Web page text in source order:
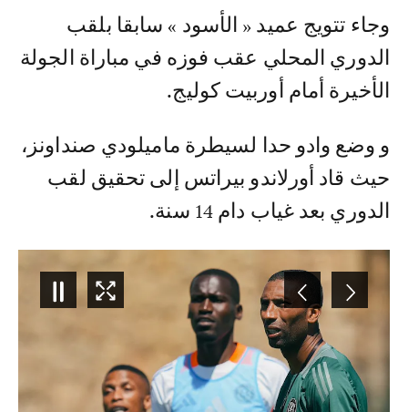
وجاء تتويج عميد « الأسود » سابقا بلقب
الدوري المحلي عقب فوزه في مباراة الجولة
الأخيرة أمام أوربيت كوليج.
و وضع وادو حدا لسيطرة ماميلودي صنداونز،
حيث قاد أورلاندو بيراتس إلى تحقيق لقب
الدوري بعد غياب دام 14 سنة.